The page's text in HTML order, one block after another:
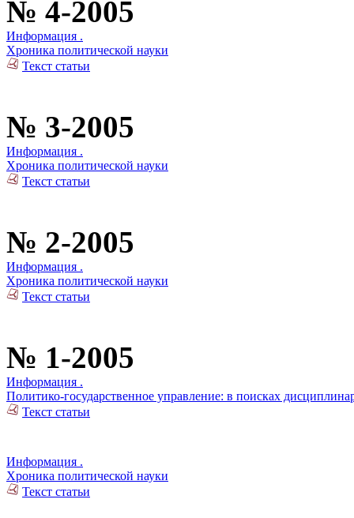
№ 4-2005
Информация .
Хроника политической науки
Текст статьи
№ 3-2005
Информация .
Хроника политической науки
Текст статьи
№ 2-2005
Информация .
Хроника политической науки
Текст статьи
№ 1-2005
Информация .
Политико-государственное управление: в поисках
Текст статьи
Информация .
Хроника политической науки
Текст статьи